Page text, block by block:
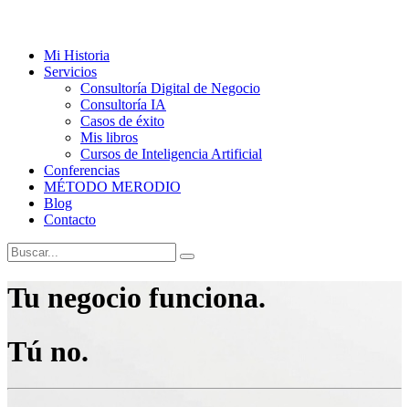
Mi Historia
Servicios
Consultoría Digital de Negocio
Consultoría IA
Casos de éxito
Mis libros
Cursos de Inteligencia Artificial
Conferencias
MÉTODO MERODIO
Blog
Contacto
Tu negocio funciona.
Tú no.